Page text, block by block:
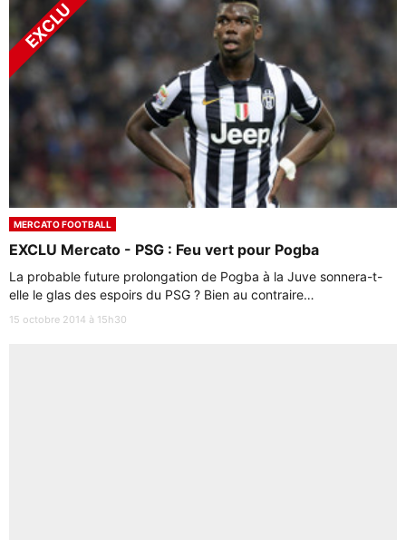
MERCATO FOOTBALL
EXCLU Mercato - PSG : Feu vert pour Pogba
La probable future prolongation de Pogba à la Juve sonnera-t-
elle le glas des espoirs du PSG ? Bien au contraire…
15 octobre 2014 à 15h30